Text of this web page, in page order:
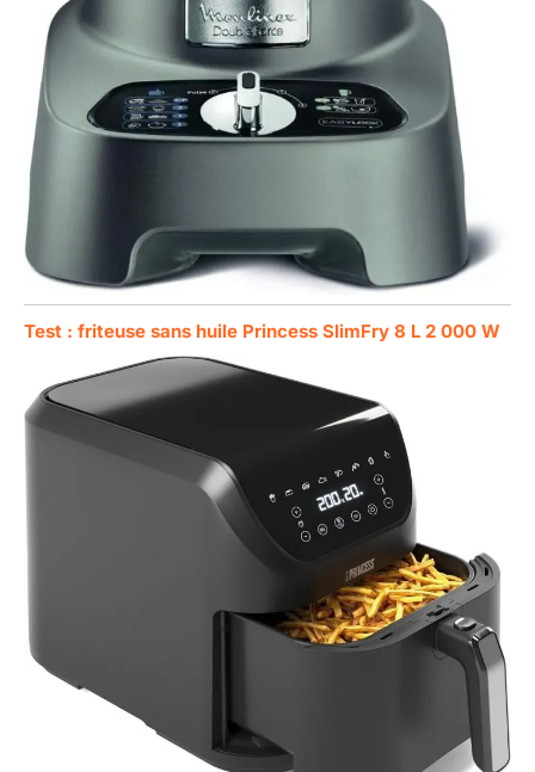
Test : friteuse sans huile Princess SlimFry 8 L 2 000 W